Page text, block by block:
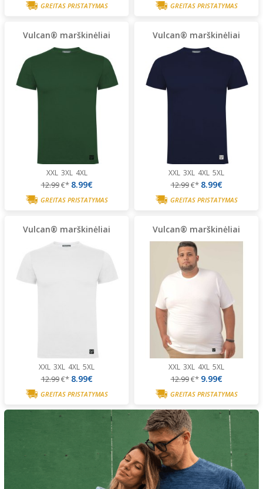
GREITAS PRISTATYMAS GREITAS PRISTATYMAS
Vulcan® marškinėliai
XXL 3XL 4XL
12.99€* 8.99€
GREITAS PRISTATYMAS
Vulcan® marškinėliai
XXL 3XL 4XL 5XL
12.99€* 8.99€
GREITAS PRISTATYMAS
Vulcan® marškinėliai
XXL 3XL 4XL 5XL
12.99€* 8.99€
GREITAS PRISTATYMAS
Vulcan® marškinėliai
XXL 3XL 4XL 5XL
12.99€* 9.99€
GREITAS PRISTATYMAS